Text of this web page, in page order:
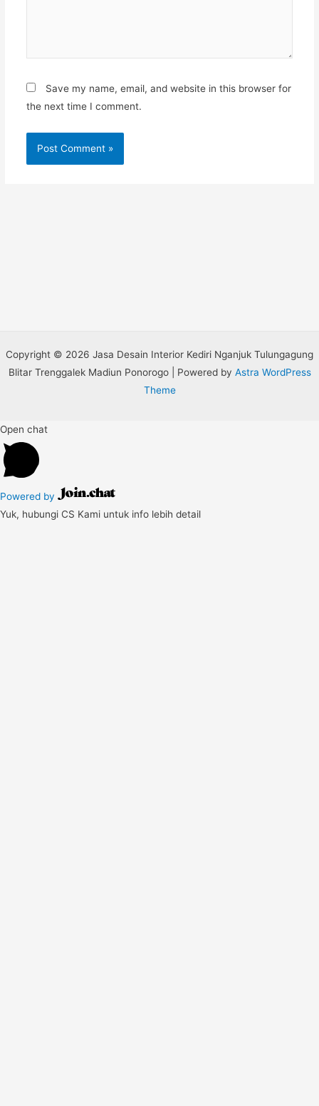
Save my name, email, and website in this browser for
the next time I comment.
Copyright © 2026 Jasa Desain Interior Kediri Nganjuk Tulungagung
Blitar Trenggalek Madiun Ponorogo | Powered by Astra WordPress
Theme
Open chat
Powered by
Yuk, hubungi CS Kami untuk info lebih detail